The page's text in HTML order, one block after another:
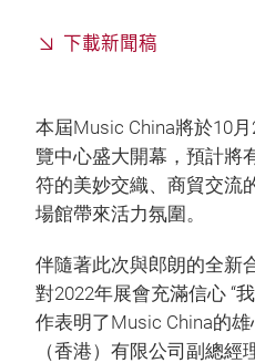
下載新聞稿
本屆Music China將於10
覽中心盛大開幕，預計將
符的美妙交織、商貿交流
場館帶來活力氛圍。
伴隨著此次與郎朗的全新
對2022年展會充滿信心 “
作表明了Music China的
（香港）有限公司副總經